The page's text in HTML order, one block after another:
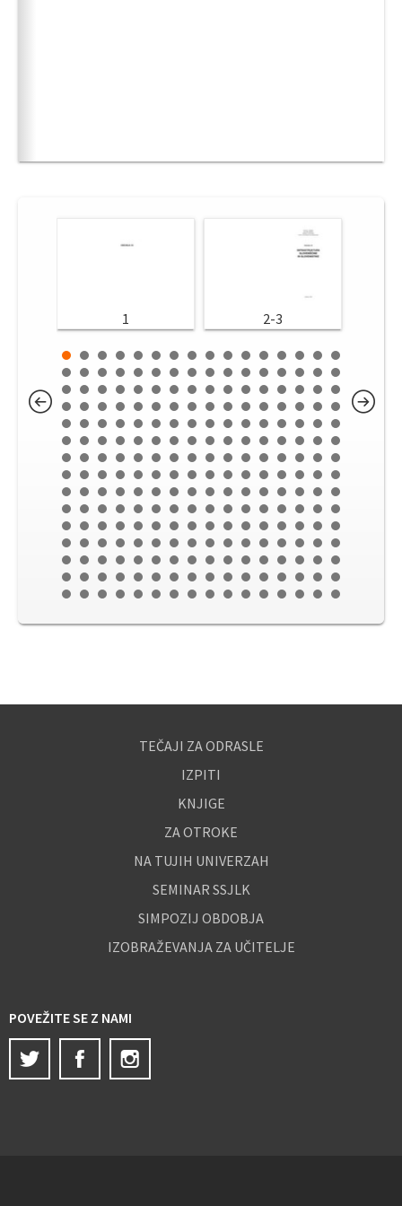
1 2-3
TEČAJI ZA ODRASLE
IZPITI
KNJIGE
ZA OTROKE
NA TUJIH UNIVERZAH
SEMINAR SSJLK
SIMPOZIJ OBDOBJA
IZOBRAŽEVANJA ZA UČITELJE
POVEŽITE SE Z NAMI
Twitter
Facebook